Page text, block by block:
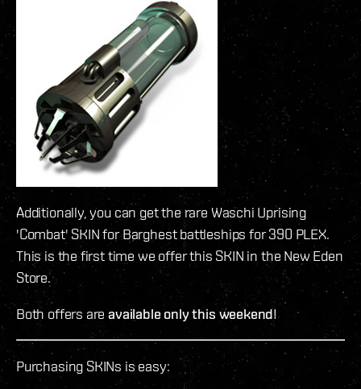
Additionally, you can get the rare Waschi Uprising
'Combat' SKIN for Barghest battleships for 390 PLEX.
This is the first time we offer this SKIN in the New Eden
Store.
Both offers areavailable only this weekend!
Purchasing SKINs is easy: